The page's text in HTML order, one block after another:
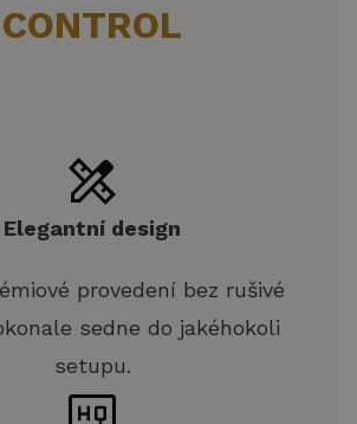
CONTROL
Elegantní design
provedení bez rušivé
sedne do jakéhokoli
setupu.